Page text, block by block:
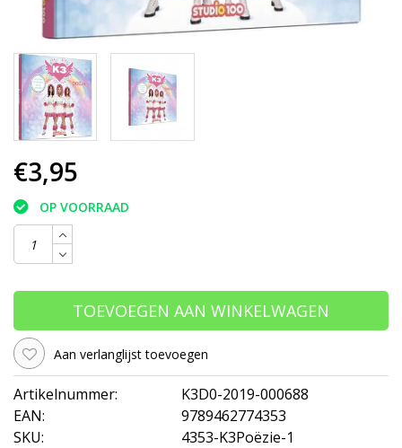
€3,95
OP VOORRAAD
TOEVOEGEN AAN WINKELWAGEN
Aan verlanglijst toevoegen
Artikelnummer:
K3D0-2019-000688
EAN:
9789462774353
SKU:
4353-K3Poëzie-1